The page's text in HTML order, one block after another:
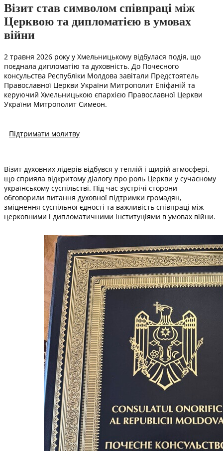
Візит став символом співпраці між
Церквою та дипломатією в умовах
війни
2 травня 2026 року у Хмельницькому відбулася подія, що
поєднала дипломатію та духовність. До Почесного
консульства Республіки Молдова завітали Предстоятель
Православної Церкви України Митрополит Епіфаній та
керуючий Хмельницькою єпархією Православної Церкви
України Митрополит Симеон.
Підтримати молитву
Візит духовних лідерів відбувся у теплій і щирій атмосфері,
що сприяла відкритому діалогу про роль Церкви у сучасному
українському суспільстві. Під час зустрічі сторони
обговорили питання духовної підтримки громадян,
зміцнення суспільної єдності та важливість співпраці між
церковними і дипломатичними інституціями в умовах війни.